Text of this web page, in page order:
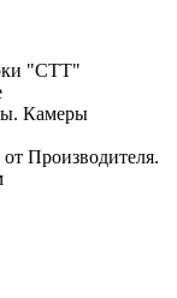
"СТТ"
Камеры
Производителя.